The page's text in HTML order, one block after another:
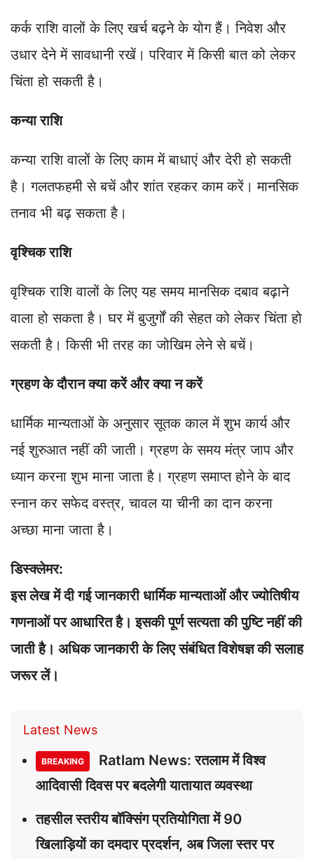
कर्क राशि वालों के लिए खर्च बढ़ने के योग हैं। निवेश और
उधार देने में सावधानी रखें। परिवार में किसी बात को लेकर
चिंता हो सकती है।
कन्या राशि
कन्या राशि वालों के लिए काम में बाधाएं और देरी हो सकती
है। गलतफहमी से बचें और शांत रहकर काम करें। मानसिक
तनाव भी बढ़ सकता है।
वृश्चिक राशि
वृश्चिक राशि वालों के लिए यह समय मानसिक दबाव बढ़ाने
वाला हो सकता है। घर में बुजुर्गों की सेहत को लेकर चिंता हो
सकती है। किसी भी तरह का जोखिम लेने से बचें।
ग्रहण के दौरान क्या करें और क्या न करें
धार्मिक मान्यताओं के अनुसार सूतक काल में शुभ कार्य और
नई शुरुआत नहीं की जाती। ग्रहण के समय मंत्र जाप और
ध्यान करना शुभ माना जाता है। ग्रहण समाप्त होने के बाद
स्नान कर सफेद वस्त्र, चावल या चीनी का दान करना
अच्छा माना जाता है।
डिस्क्लेमर:
इस लेख में दी गई जानकारी धार्मिक मान्यताओं और ज्योतिषीय
गणनाओं पर आधारित है। इसकी पूर्ण सत्यता की पुष्टि नहीं की
जाती है। अधिक जानकारी के लिए संबंधित विशेषज्ञ की सलाह
जरूर लें।
Latest News
BREAKING
Ratlam News: रतलाम में विश्व
आदिवासी दिवस पर बदलेगी यातायात व्यवस्था
तहसील स्तरीय बॉक्सिंग प्रतियोगिता में 90
खिलाड़ियों का दमदार प्रदर्शन, अब जिला स्तर पर